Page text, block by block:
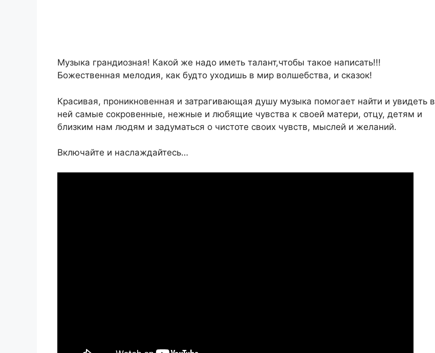
Музыка грандиозная! Какой же надо иметь талант,чтобы такое написать!!!
Божественная мелодия, как будто уходишь в мир волшебства, и сказок!
Красивая, проникновенная и затрагивающая душу музыка помогает найти и увидеть в
ней самые сокровенные, нежные и любящие чувства к своей матери, отцу, детям и
близким нам людям и задуматься о чистоте своих чувств, мыслей и желаний.
Включайте и наслаждайтесь…